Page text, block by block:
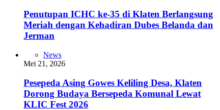
Penutupan ICHC ke-35 di Klaten Berlangsung
Meriah dengan Kehadiran Dubes Belanda dan
Jerman
News
Mei 21, 2026
Pesepeda Asing Gowes Keliling Desa, Klaten
Dorong Budaya Bersepeda Komunal Lewat
KLIC Fest 2026